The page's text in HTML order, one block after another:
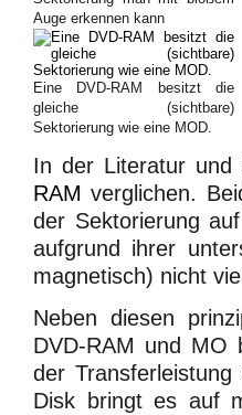
Auge erkennen kann
Eine DVD-RAM besitzt die
gleiche (sichtbare)
Sektorierung wie eine MOD.
In der Literatur
RAM verglichen.
der Sektorierung
aufgrund ihrer
magnetisch) nicht
Neben diesen
DVD-RAM und MO
der
Disk bringt es auf